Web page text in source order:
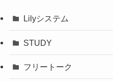
Lilyシステム
STUDY
フリートーク